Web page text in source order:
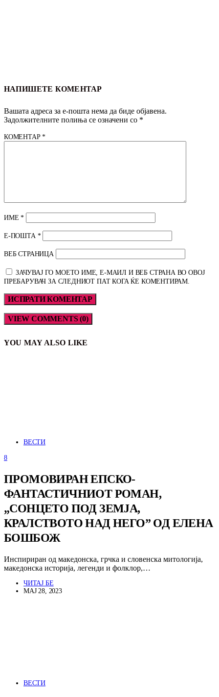
НАПИШЕТЕ КОМЕНТАР
Вашата адреса за е-пошта нема да биде објавена.
Задолжителните полиња се означени со *
КОМЕНТАР*
ИМЕ*
Е-ПОШТА *
ВЕБ СТРАНИЦА
ЗАЧУВАЈ ГО МОЕТО ИМЕ, Е-МАИЛ И ВЕБ СТРАНА ВО ОВОЈ
ПРЕБАРУВАЧ ЗА СЛЕДНИОТ ПАТ КОГА ЌЕ КОМЕНТИРАМ.
VIEW COMMENTS (0)
YOU MAY ALSO LIKE
ВЕСТИ
8
ПРОМОВИРАН ЕПСКО-
ФАНТАСТИЧНИОТ РОМАН,
„СОНЦЕТО ПОД ЗЕМЈА,
КРАЛСТВОТО НАД НЕГО” ОД ЕЛЕНА
БОШБОЖ
Инспириран од македонска, грчка и словенска митологија,
македонска историја, легенди и фолклор,…
ЧИТАЈ БЕ
МАЈ 28, 2023
ВЕСТИ